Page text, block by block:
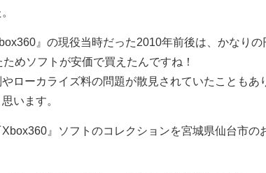
』の現役当時だった2010年前後は、かなり
めソフトが安価で買えたんですね！
ローカライズ料の問題が散見されていたこともあ
います。
』ソフトのコレクションを宮城県仙台市の